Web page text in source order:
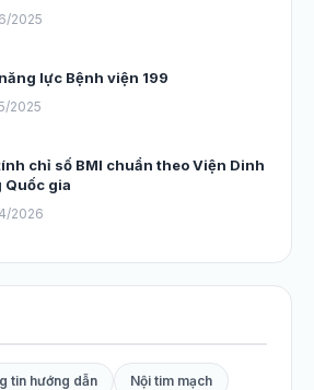
2025
lực Bệnh viện 199
2025
chỉ số BMI chuẩn theo Viện Dinh
Quốc gia
2026
tin hướng dẫn Nội tim mạch